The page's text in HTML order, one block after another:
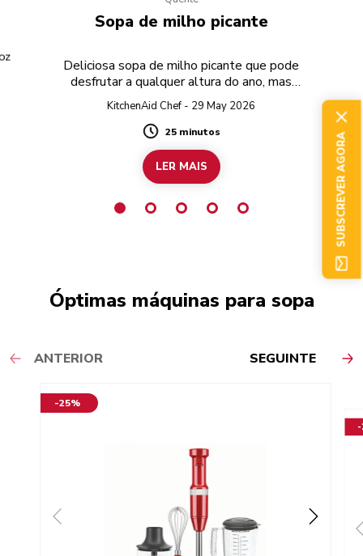
Sopa de milho picante
Deliciosa sopa de milho picante que pode
desfrutar a qualquer altura do ano, mas
especialmente durante o verão, que é a época do
milho fresco!
KitchenAid Chef - 29 May 2026
Duration
25 minutos
LER MAIS
Óptimas máquinas para sopa
ANTERIOR SEGUINTE
-25%
-
SUBSCREVER AGORA